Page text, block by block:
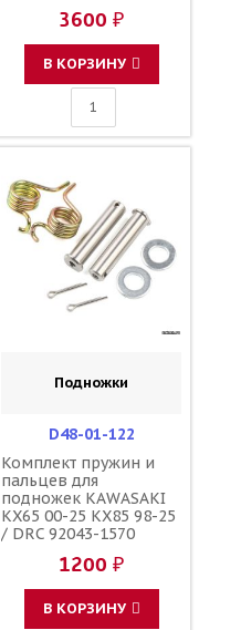
/ ALL BALLS 32005JRRS
92116-1065 93332-
00059-00 93332-00079-
3600 ₽
В КОРЗИНУ
Подножки
D48-01-122
Комплект пружин и
пальцев для
подножек KAWASAKI
KX65 00-25 KX85 98-25
/ DRC 92043-1570
92145-1107 92145-0951
92145-0952 92043-1764
1200 ₽
В КОРЗИНУ